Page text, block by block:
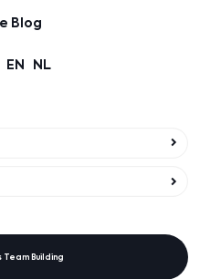
Blog
EN NL
Team Building